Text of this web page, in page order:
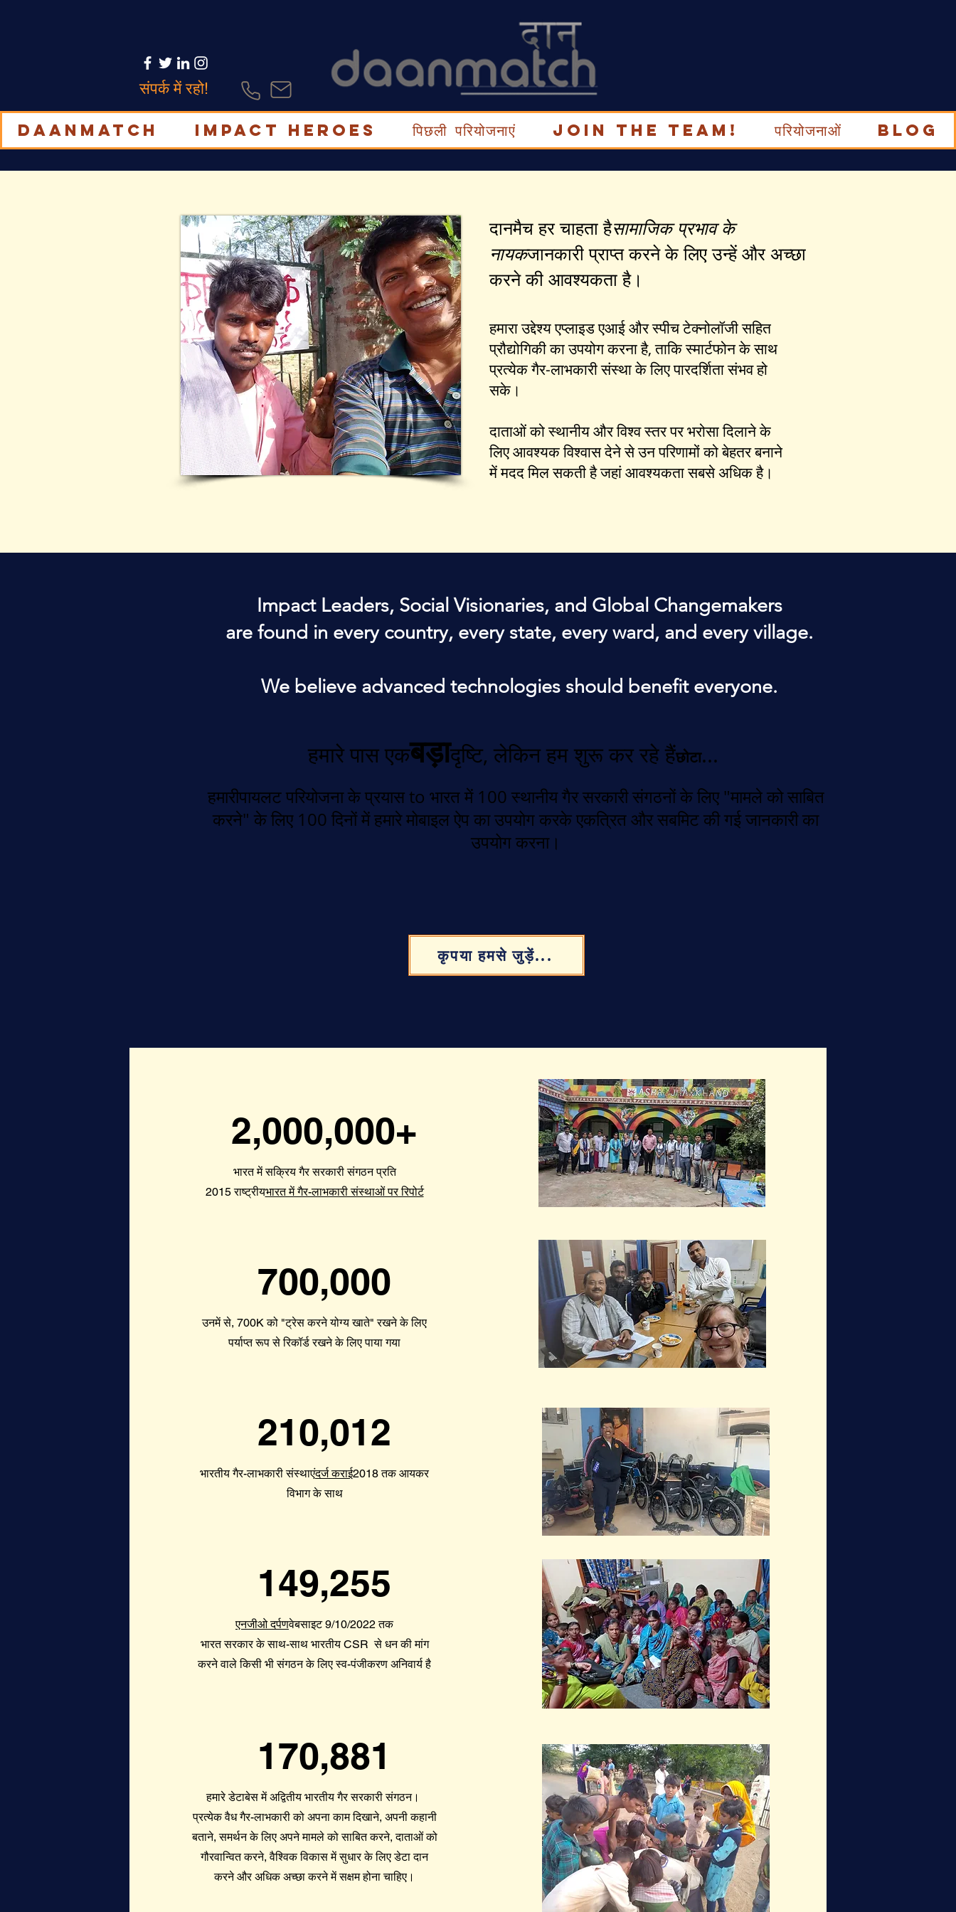
संपर्क में रहो!
DaanMatch Impact Heroes पिछली परियोजनाएं Join the Team! परियोजनाओं Blog
दानमैच हर चाहता हैसामाजिक प्रभाव के
नायकजानकारी प्राप्त करने के लिए उन्हें और अच्छा
करने की आवश्यकता है।
हमारा उद्देश्य एप्लाइड एआई और स्पीच टेक्नोलॉजी सहित
प्रौद्योगिकी का उपयोग करना है, ताकि स्मार्टफोन के साथ
प्रत्येक गैर-लाभकारी संस्था के लिए पारदर्शिता संभव हो
सके।
दाताओं को स्थानीय और विश्व स्तर पर भरोसा दिलाने के
लिए आवश्यक विश्वास देने से उन परिणामों को बेहतर बनाने
में मदद मिल सकती है जहां आवश्यकता सबसे अधिक है।
Impact Leaders, Social Visionaries, and Global Changemakers
are found in every country, every state, every ward, and every village.
We believe advanced technologies should benefit everyone.
हमारे पास एकबड़ादृष्टि, लेकिन हम शुरू कर रहे हैंछोटा...
हमारीपायलट परियोजना के प्रयासto भारत में 100 स्थानीय गैर सरकारी संगठनों के लिए "मामले को साबित
करने" के लिए 100 दिनों में हमारे मोबाइल ऐप का उपयोग करके एकत्रित और सबमिट की गई जानकारी का
उपयोग करना।
कृपया हमसे जुड़ें...
2,000,000+
भारत में सक्रिय गैर सरकारी संगठन प्रति
2015 राष्ट्रीयभारत में गैर-लाभकारी संस्थाओं पर रिपोर्ट
700,000
उनमें से, 700K को "ट्रेस करने योग्य खाते" रखने के लिए
पर्याप्त रूप से रिकॉर्ड रखने के लिए पाया गया
210,012
भारतीय गैर-लाभकारी संस्थाएंदर्ज कराई2018 तक आयकर
विभाग के साथ
149,255
एनजीओ दर्पणवेबसाइट 9/10/2022 तक
भारत सरकार के साथ-साथ भारतीय CSR से धन की मांग
करने वाले किसी भी संगठन के लिए स्व-पंजीकरण अनिवार्य है
170,881
हमारे डेटाबेस में अद्वितीय भारतीय गैर सरकारी संगठन।
प्रत्येक वैध गैर-लाभकारी को अपना काम दिखाने, अपनी कहानी
बताने, समर्थन के लिए अपने मामले को साबित करने, दाताओं को
गौरवान्वित करने, वैश्विक विकास में सुधार के लिए डेटा दान
करने और अधिक अच्छा करने में सक्षम होना चाहिए।